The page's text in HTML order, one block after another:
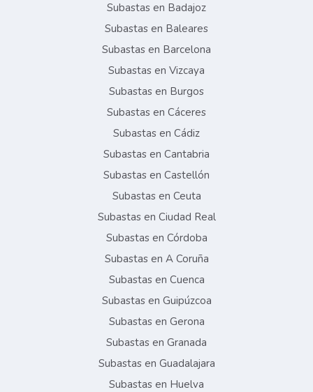
Subastas en Badajoz
Subastas en Baleares
Subastas en Barcelona
Subastas en Vizcaya
Subastas en Burgos
Subastas en Cáceres
Subastas en Cádiz
Subastas en Cantabria
Subastas en Castellón
Subastas en Ceuta
Subastas en Ciudad Real
Subastas en Córdoba
Subastas en A Coruña
Subastas en Cuenca
Subastas en Guipúzcoa
Subastas en Gerona
Subastas en Granada
Subastas en Guadalajara
Subastas en Huelva